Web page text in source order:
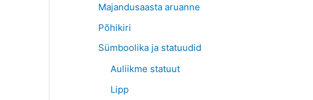
Majandusaasta aruanne
Põhikiri
Sümboolika ja statuudid
Auliikme statuut
Lipp